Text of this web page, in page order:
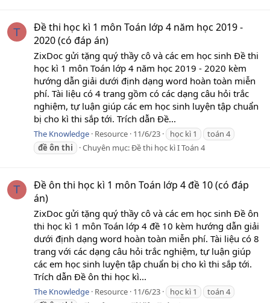
T
Đề thi học kì 1 môn Toán lớp 4 năm học 2019 -
2020 (có đáp án)
ZixDoc gửi tặng quý thầy cô và các em học sinh Đề thi
học kì 1 môn Toán lớp 4 năm học 2019 - 2020 kèm
hướng dẫn giải dưới định dạng word hoàn toàn miễn
phí. Tài liệu có 4 trang gồm có các dạng câu hỏi trắc
nghiệm, tự luận giúp các em học sinh luyện tập chuẩn
bị cho kì thi sắp tới. Trích dẫn Đề...
The Knowledge Resource 11/6/23 học kì 1
toán 4
đề ôn thi Chuyên mục:Đề thi học kì I Toán 4
T
Đề ôn thi học kì 1 môn Toán lớp 4 đề 10 (có đáp
án)
ZixDoc gửi tặng quý thầy cô và các em học sinh Đề ôn
thi học kì 1 môn Toán lớp 4 đề 10 kèm hướng dẫn giải
dưới định dạng word hoàn toàn miễn phí. Tài liệu có 8
trang với các dạng câu hỏi trắc nghiệm, tự luận giúp
các em học sinh luyện tập chuẩn bị cho kì thi sắp tới.
Trích dẫn Đề ôn thi học kì...
The Knowledge Resource 11/6/23 học kì 1
toán 4